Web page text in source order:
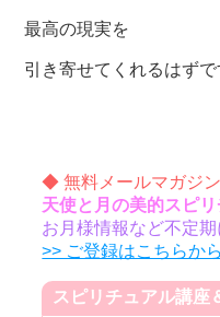
最高の現実を
引き寄せてくれるはず
◆ 無料メールマガジン
天使と月の美的スピ
お月様情報など不定
>> ご登録はこちらから
スピリチュアル講座